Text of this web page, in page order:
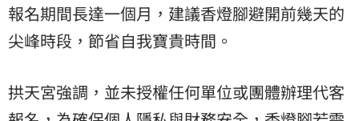
報名期間長達一個月，建議香燈腳避開前幾天的
尖峰時段，節省自我寶貴時間。
拱天宮強調，並未授權任何單位或團體辦理代客